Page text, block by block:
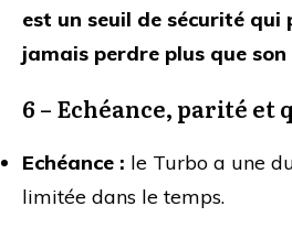
est un seuil de sécurité qui
jamais perdre plus que
6 – Echéance, parité et
Echéance : le Turbo a une
limitée dans le temps.